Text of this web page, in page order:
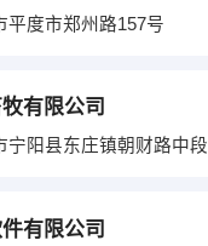
平度市郑州路157号
有限公司
宁阳县东庄镇朝财路中段
有限公司